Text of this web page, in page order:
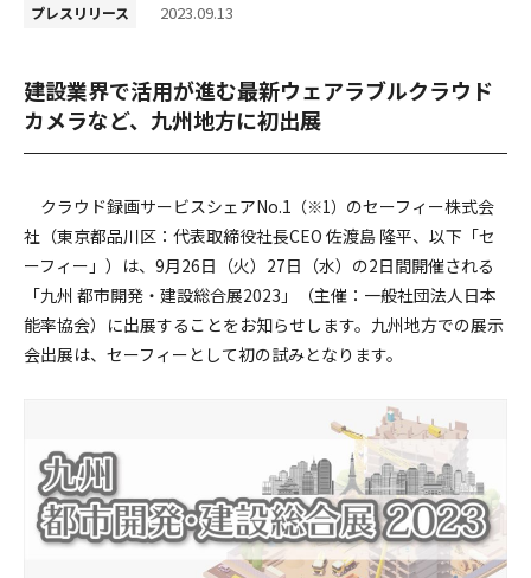
サステナビリティ
IR情報
採用情報
プレスリリース 2023.09.13
建設業界で活用が進む最新ウェアラブルクラウド
カメラなど、九州地方に初出展
クラウド録画サービスシェアNo.1 （※1） のセーフィー株式会
社（東京都品川区：代表取締役社長CEO 佐渡島 隆平、以下「セ
ーフィー」）は、9月26日（火）27日（水）の2日間開催される
「九州 都市開発・建設総合展2023」（主催：一般社団法人日本
能率協会）に出展することをお知らせします。九州地方での展示
会出展は、セーフィーとして初の試みとなります。